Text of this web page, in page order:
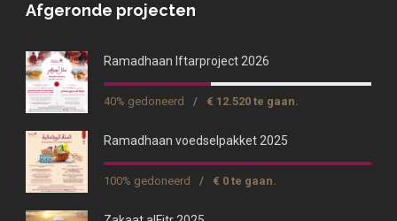
Afgeronde projecten
Ramadhaan Iftarproject 2026
40% gedoneerd / € 12.520 te gaan.
Ramadhaan voedselpakket 2025
100% gedoneerd / € 0 te gaan.